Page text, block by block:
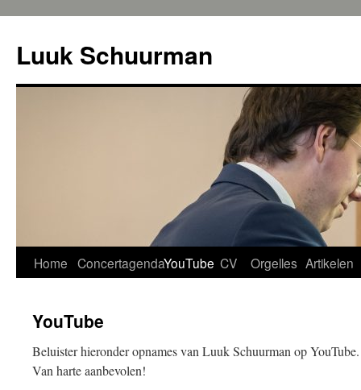
inhoud
Luuk Schuurman
Home ConcertagendaYouTube CV Orgelles Artikelen
YouTube
Beluister hieronder opnames van Luuk Schuurman op YouTube.
Van harte aanbevolen!